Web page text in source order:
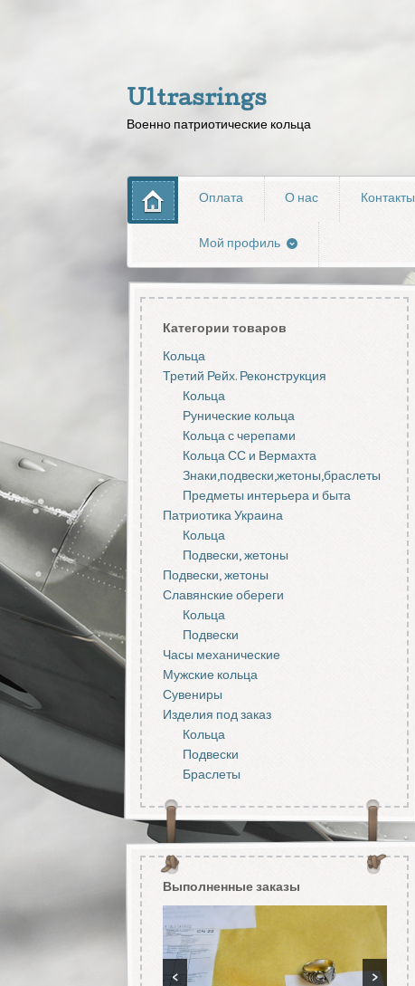
Ultrasrings
Военно патриотические кольца
Оплата О нас Контакты
Мой профиль
Категории товаров
Кольца
Третий Рейх. Реконструкция
Кольца
Рунические кольца
Кольца с черепами
Кольца СС и Вермахта
Знаки,подвески,жетоны,браслеты
Предметы интерьера и быта
Патриотика Украина
Кольца
Подвески, жетоны
Подвески, жетоны
Славянские обереги
Кольца
Подвески
Часы механические
Мужские кольца
Сувениры
Изделия под заказ
Кольца
Подвески
Браслеты
Выполненные заказы
< >